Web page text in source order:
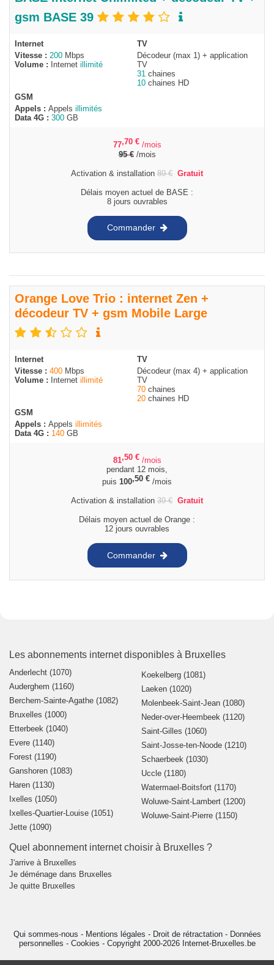
gsm BASE 39
Internet
Vitesse : 200 Mbps
Volume :
Internet illimité
TV
Décodeur (max 1) + application
TV
31 chaines
10 chaines HD
GSM
Appels : Appels illimités
Data 4G : 300 GB
77,70 € /mois
95€/mois
Activation & installation 89€ Gratuit
Délais moyen actuel de BASE :
8 jours ouvrables
Commander
Orange Love Trio : internet Zen +
décodeur TV + gsm Mobile Large
Internet
Vitesse : 400 Mbps
Volume : Internet illimité
TV
Décodeur (max 4) + application
TV
70 chaines
20 chaines HD
GSM
Appels : Appels illimités
Data 4G : 140 GB
81,50 € /mois
pendant 12 mois,
puis 100,50 € /mois
Activation & installation 39€ Gratuit
Délais moyen actuel de Orange :
12 jours ouvrables
Commander
Les abonnements internet disponibles à Bruxelles
Anderlecht (1070)
Auderghem (1160)
Berchem-Sainte-Agathe (1082)
Bruxelles (1000)
Etterbeek (1040)
Evere (1140)
Forest (1190)
Ganshoren (1083)
Haren (1130)
Ixelles (1050)
Ixelles-Quartier-Louise (1051)
Jette (1090)
Koekelberg (1081)
Laeken (1020)
Molenbeek-Saint-Jean (1080)
Neder-over-Heembeek (1120)
Saint-Gilles (1060)
Saint-Josse-ten-Noode (1210)
Schaerbeek (1030)
Uccle (1180)
Watermael-Boitsfort (1170)
Woluwe-Saint-Lambert (1200)
Woluwe-Saint-Pierre (1150)
Quel abonnement internet choisir à Bruxelles ?
J'arrive à Bruxelles
Je déménage dans Bruxelles
Je quitte Bruxelles
Qui sommes-nous - Mentions légales - Droit de rétractation - Données
personnelles - Cookies - Copyright 2000-2026 Internet-Bruxelles.be